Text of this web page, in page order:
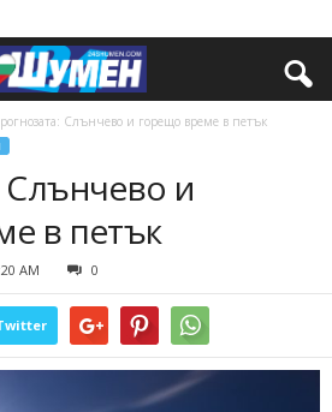
Слънчево и горещо време в петък
Слънчево и
в петък
AM 0